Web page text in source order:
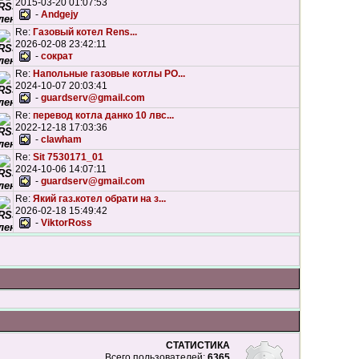
2015-03-20 01:07:53
- Andgejy
Re: Газовый котел Rens...
2026-02-08 23:42:11
- сократ
Re: Напольные газовые котлы РО...
2024-10-07 20:03:41
- guardserv@gmail.com
Re: перевод котла данко 10 лвс...
2022-12-18 17:03:36
- clawham
Re: Sit 7530171_01
2024-10-06 14:07:11
- guardserv@gmail.com
Re: Який газ.котел обрати на з...
2026-02-18 15:49:42
- ViktorRoss
СТАТИСТИКА